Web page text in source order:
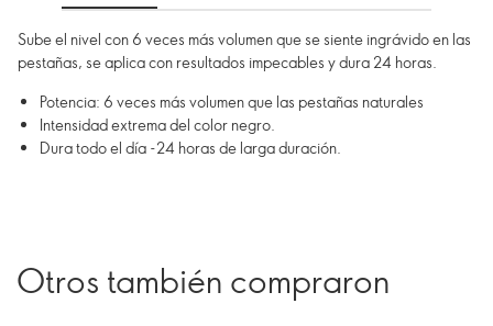
Sube el nivel con 6 veces más volumen que se siente ingrávido en las
pestañas, se aplica con resultados impecables y dura 24 horas.
Potencia: 6 veces más volumen que las pestañas naturales
Intensidad extrema del color negro.
Dura todo el día -24 horas de larga duración.
Otros también compraron